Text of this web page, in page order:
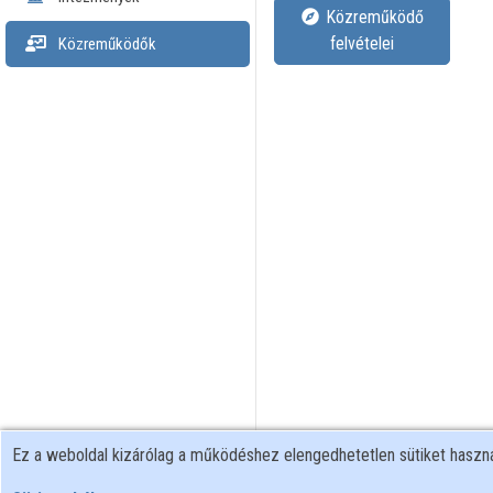
Közreműködők
felvételei
Ez a weboldal kizárólag a működéshez elengedhetetlen sütiket